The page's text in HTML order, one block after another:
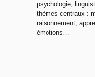
psychologie,
thèmes centraux :
raisonnement,
émotions…